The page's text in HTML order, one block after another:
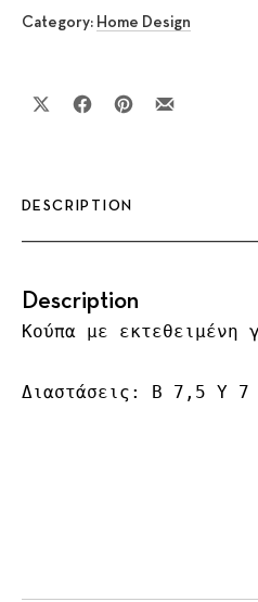
Category: Home Design
Share on XShare on Facebook
Share on Pinterest
DESCRIPTION
Description
Κούπα με εκτεθειμένη
Διαστάσεις: Β 7,5 Υ 7